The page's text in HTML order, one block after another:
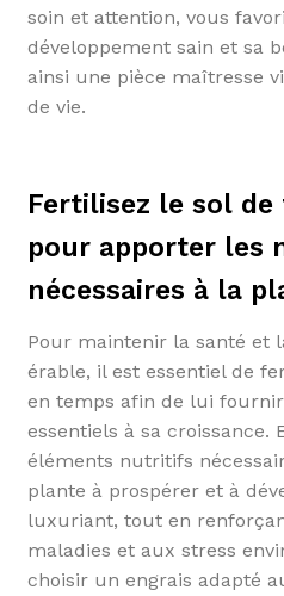
soin et attention, vous
développement sain et sa
ainsi une pièce maîtresse
de vie.
Fertilisez le sol
pour apporter les
nécessaires à la
Pour maintenir la santé et
érable, il est essentiel de
en temps afin de lui
essentiels à sa croissance.
éléments nutritifs
plante à prospérer et à
luxuriant, tout en
maladies et aux stress
choisir un engrais adapté